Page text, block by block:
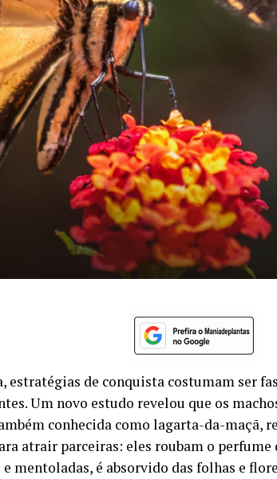
estratégias de conquista costumam ser
Um novo estudo revelou que os
conhecida como lagarta-da-maçã,
atrair parceiras: eles roubam o perfume
e mentoladas, é absorvido das folhas e